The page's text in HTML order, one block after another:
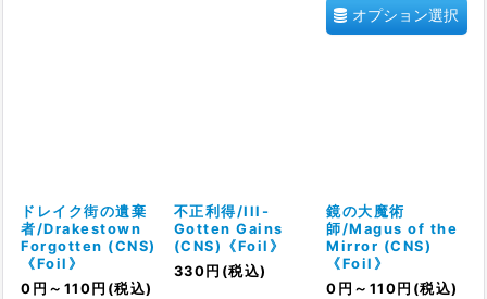
オプション選択
ドレイク街の遺棄
者/Drakestown
Forgotten (CNS)
《Foil》
0 円 ～110 円 (税込)
不正利得/Ill-
Gotten Gains
(CNS)《Foil》
330 円 (税込)
鏡の大魔術
師/Magus of the
Mirror (CNS)
《Foil》
0 円 ～110 円 (税込)